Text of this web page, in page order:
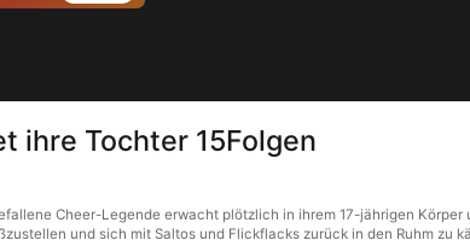
ihre Tochter 15Folgen
Cheer-Legende erwacht plötzlich in ihrem 17-jährigen
und sich mit Saltos und Flickflacks zurück in den Ruhm zu